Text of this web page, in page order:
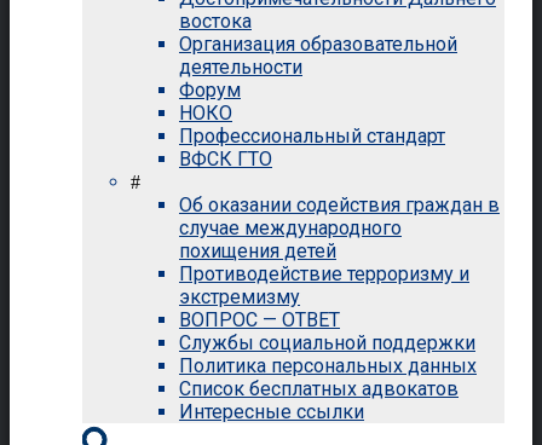
востока
Организация образовательной
деятельности
Форум
НОКО
Профессиональный стандарт
ВФСК ГТО
#
Об оказании содействия граждан в
случае международного
похищения детей
Противодействие терроризму и
экстремизму
ВОПРОС — ОТВЕТ
Службы социальной поддержки
Политика персональных данных
Список бесплатных адвокатов
Интересные ссылки